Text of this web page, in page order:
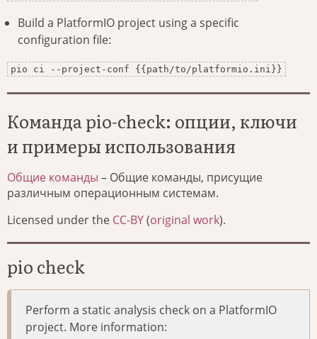
Build a PlatformIO project using a specific
configuration file:
pio ci --project-conf {{path/to/platformio.ini}}
Команда pio-check: опции, ключи
и примеры использования
Общие команды – Общие команды, присущие
различным операционным системам.
Licensed under the CC-BY(original work).
pio check
Perform a static analysis check on a PlatformIO
project. More information: